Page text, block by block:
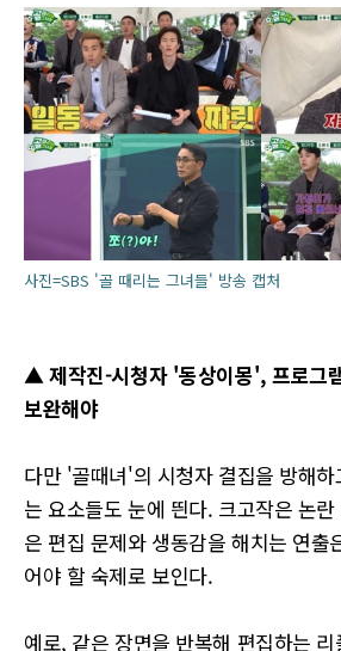
사진=SBS '골 때리는 그녀들' 방송 캡처
▲ 제작진-시청자 '동상이몽', 프로그
보완해야
다만 '골때녀'의 시청자 결집을 방해
는 요소들도 눈에 띈다. 크고작은 논
은 편집 문제와 생동감을 해치는 연출
어야 할 숙제로 보인다.
예로, 같은 장면을 반복해 편집하는